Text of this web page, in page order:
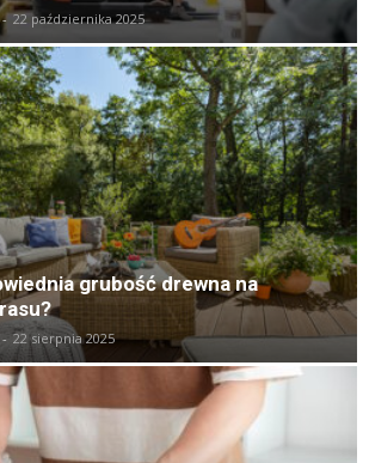
- 22 października 2025
grubość drewna na
- 22 sierpnia 2025